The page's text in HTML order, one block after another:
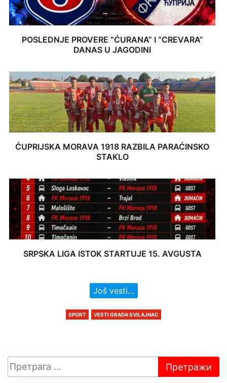
POSLEDNJE PROVERE “ĆURANA” I “CREVARA”
DANAS U JAGODINI
ĆUPRIJSKA MORAVA 1918 RAZBILA PARAĆINSKO
STAKLO
SRPSKA LIGA ISTOK STARTUJE 15. AVGUSTA
Još vesti…
SPORT VESTI GRADA SVILAJNAC